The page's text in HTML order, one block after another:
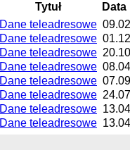
Tytuł
Dane teleadresowe
Dane teleadresowe
Dane teleadresowe
Dane teleadresowe
Dane teleadresowe
Dane teleadresowe
Dane teleadresowe
Dane teleadresowe